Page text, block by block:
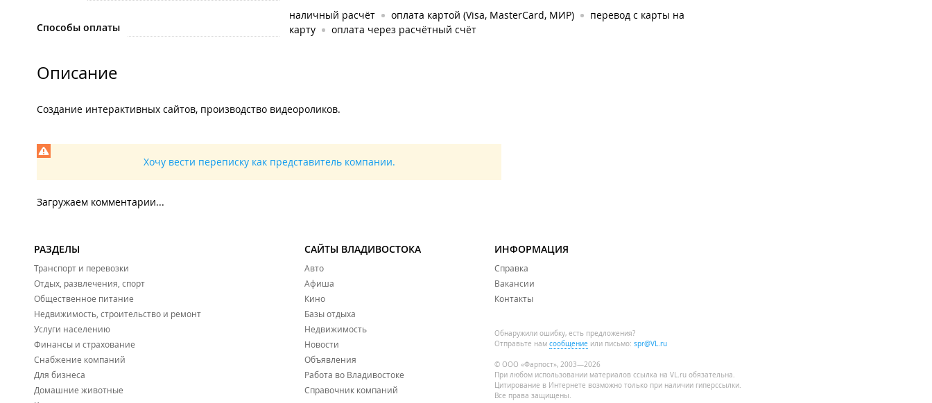
Способы оплаты
наличный расчёт оплата картой (Visa, MasterCard, МИР)
перевод с карты на
карту
оплата через расчётный счёт
Описание
Создание интерактивных сайтов, производство видеороликов.
Хочу вести переписку как представитель компании.
Загружаем комментарии...
РАЗДЕЛЫ
Транспорт и перевозки
Отдых, развлечения, спорт
Общественное питание
Недвижимость, строительство и ремонт
Услуги населению
Финансы и страхование
Снабжение компаний
Для бизнеса
Домашние животные
САЙТЫ ВЛАДИВОСТОКА
Авто
Афиша
Кино
Базы отдыха
Недвижимость
Новости
Объявления
Работа во Владивостоке
Справочник компаний
ИНФОРМАЦИЯ
Справка
Вакансии
Контакты
Обнаружили ошибку, есть предложения?
Отправьте нам сообщение или письмо: spr@VL.ru
© ООО «Фарпост», 2003—2026
При любом использовании материалов ссылка на VL.ru обязательна.
Цитирование в Интернете возможно только при наличии гиперссылки.
Все права защищены.